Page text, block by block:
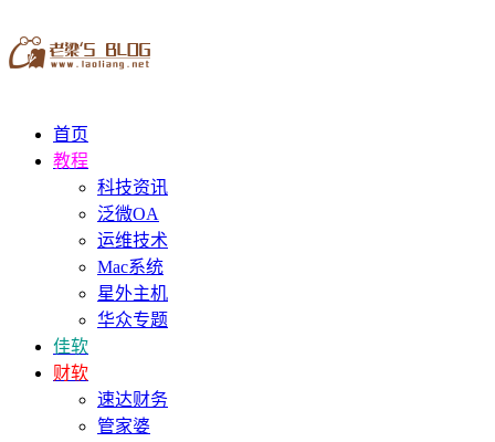
首页
教程
科技资讯
泛微OA
运维技术
Mac系统
星外主机
华众专题
佳软
财软
速达财务
管家婆